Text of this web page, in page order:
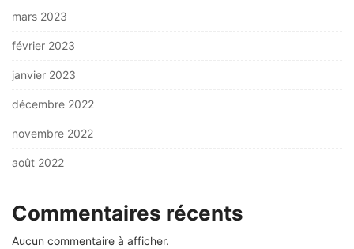
mars 2023
février 2023
janvier 2023
décembre 2022
novembre 2022
août 2022
Commentaires récents
Aucun commentaire à afficher.